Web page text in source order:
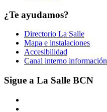
¿Te ayudamos?
Directorio La Salle
Mapa e instalaciones
Accesibilidad
Canal interno información
Sigue a La Salle BCN